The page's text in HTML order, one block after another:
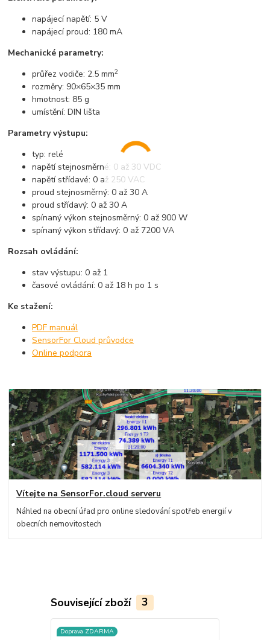
napájecí napětí: 5 V
napájecí proud: 180 mA
Mechanické parametry:
průřez vodiče: 2.5 mm2
rozměry: 90×65×35 mm
hmotnost: 85 g
umístění: DIN lišta
Parametry výstupu:
typ: relé
napětí stejnosměrné: 0 až 30 VDC
napětí střídavé: 0 až 250 VAC
proud stejnosměrný: 0 až 30 A
proud střídavý: 0 až 30 A
spínaný výkon stejnosměrný: 0 až 900 W
spínaný výkon střídavý: 0 až 7200 VA
Rozsah ovládání:
stav výstupu: 0 až 1
časové ovládání: 0 až 18 h po 1 s
Ke stažení:
PDF manuál
SensorFor Cloud průvodce
Online podpora
Vítejte na SensorFor.cloud serveru
Náhled na obecní úřad pro online sledování spotřeb energií v
obecních nemovitostech
Související zboží 3
Doprava ZDARMA